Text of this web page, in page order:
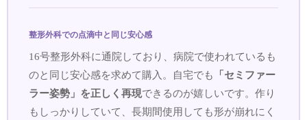
整形外科での点滴中と同じ安心感
16号整形外科に通院しており、病院で使われているも
のと同じ安心感を求めて購入。自宅でも
「セミファー
ラー姿勢」を正しく再現できるのが嬉しいです。作り
もしっかりしていて、長期間使用しても形が崩れにく